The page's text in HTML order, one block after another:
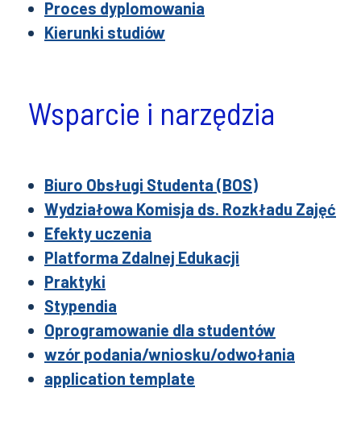
Proces dyplomowania
Kierunki studiów
Wsparcie i narzędzia
Biuro Obsługi Studenta (BOS)
Wydziałowa Komisja ds. Rozkładu Zajęć
Efekty uczenia
Platforma Zdalnej Edukacji
Praktyki
Stypendia
Oprogramowanie dla studentów
wzór podania/wniosku/odwołania
application template